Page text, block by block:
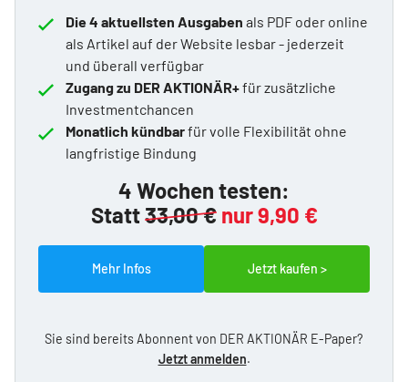
Die 4 aktuellsten Ausgaben als PDF oder online
als Artikel auf der Website lesbar - jederzeit
und überall verfügbar
Zugang zu DER AKTIONÄR+für zusätzliche
Investmentchancen
Monatlich kündbarfür volle Flexibilität ohne
langfristige Bindung
4 Wochen testen:
Statt33,00 € nur 9,90 €
Mehr Infos Jetzt kaufen >
Sie sind bereits Abonnent von DER AKTIONÄR E-Paper?
Jetzt anmelden.